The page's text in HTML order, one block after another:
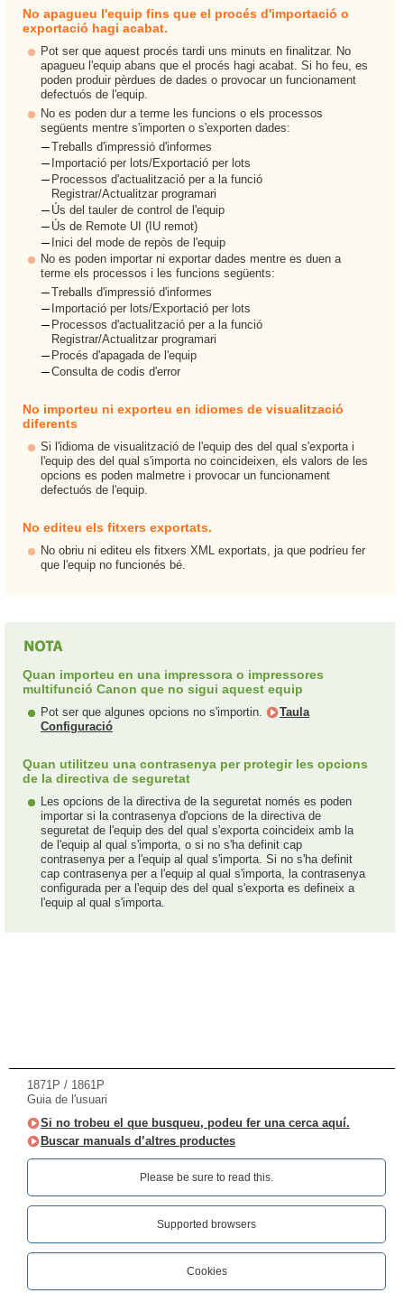
No apagueu l'equip fins que el procés d'importació o
exportació hagi acabat.
Pot ser que aquest procés tardi uns minuts en finalitzar. No
apagueu l'equip abans que el procés hagi acabat. Si ho feu, es
poden produir pèrdues de dades o provocar un funcionament
defectuós de l'equip.
No es poden dur a terme les funcions o els processos
següents mentre s'importen o s'exporten dades:
Treballs d'impressió d'informes
Importació per lots/Exportació per lots
Processos d'actualització per a la funció
Registrar/Actualitzar programari
Ús del tauler de control de l'equip
Ús de Remote UI (IU remot)
Inici del mode de repòs de l'equip
No es poden importar ni exportar dades mentre es duen a
terme els processos i les funcions següents:
Treballs d'impressió d'informes
Importació per lots/Exportació per lots
Processos d'actualització per a la funció
Registrar/Actualitzar programari
Procés d'apagada de l'equip
Consulta de codis d'error
No importeu ni exporteu en idiomes de visualització
diferents
Si l'idioma de visualització de l'equip des del qual s'exporta i
l'equip des del qual s'importa no coincideixen, els valors de les
opcions es poden malmetre i provocar un funcionament
defectuós de l'equip.
No editeu els fitxers exportats.
No obriu ni editeu els fitxers XML exportats, ja que podríeu fer
que l'equip no funcionés bé.
Quan importeu en una impressora o impressores
multifunció Canon que no sigui aquest equip
Pot ser que algunes opcions no s'importin.
Taula
Configuració
Quan utilitzeu una contrasenya per protegir les opcions
de la directiva de seguretat
Les opcions de la directiva de la seguretat només es poden
importar si la contrasenya d'opcions de la directiva de
seguretat de l'equip des del qual s'exporta coincideix amb la
de l'equip al qual s'importa, o si no s'ha definit cap
contrasenya per a l'equip al qual s'importa. Si no s'ha definit
cap contrasenya per a l'equip al qual s'importa, la contrasenya
configurada per a l'equip des del qual s'exporta es defineix a
l'equip al qual s'importa.
1871P / 1861P
Guia de l'usuari
Si no trobeu el que busqueu, podeu fer una cerca aquí.
Buscar manuals d’altres productes
Please be sure to read this.‎
Supported browsers
Cookies